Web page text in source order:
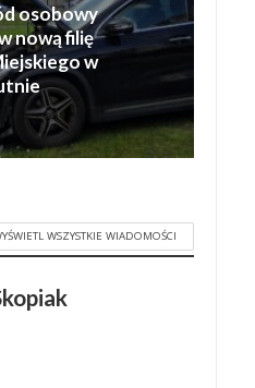
osobowy
nową filię
w
WSZYSTKIE WIADOMOŚCI